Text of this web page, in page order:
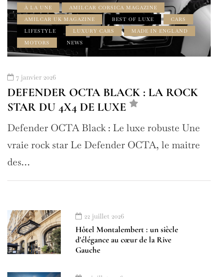
À LA UNE
AMILCAR CORSICA MAGAZINE
AMILCAR UK MAGAZINE
BEST OF LUXE
CARS
LIFESTYLE
LUXURY CARS
MADE IN ENGLAND
MOTORS
NEWS
7 janvier 2026
DEFENDER OCTA BLACK : LA ROCK
STAR DU 4X4 DE LUXE
Defender OCTA Black : Le luxe robuste Une
vraie rock star Le Defender OCTA, le maitre
des…
22 juillet 2026
Hôtel Montalembert : un siècle
d'élégance au cœur de la Rive
Gauche